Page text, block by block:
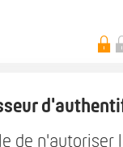
de n'autoriser